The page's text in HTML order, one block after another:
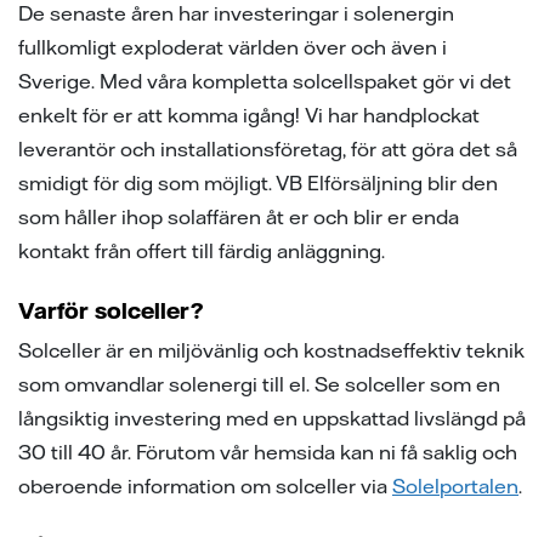
oss
De senaste åren har investeringar i solenergin
fullkomligt exploderat världen över och även i
Sverige. Med våra kompletta solcellspaket gör vi det
enkelt för er att komma igång! Vi har handplockat
leverantör och installationsföretag, för att göra det så
smidigt för dig som möjligt. VB Elförsäljning blir den
som håller ihop solaffären åt er och blir er enda
kontakt från offert till färdig anläggning.
Varför solceller?
Solceller är en miljövänlig och kostnadseffektiv teknik
som omvandlar solenergi till el. Se solceller som en
långsiktig investering med en uppskattad livslängd på
30 till 40 år. Förutom vår hemsida kan ni få saklig och
oberoende information om solceller via Solelportalen.